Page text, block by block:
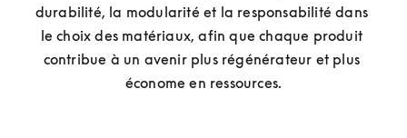
durabilité, la modularité et la responsabilité dans
le choix des matériaux, afin que chaque produit
contribue à un avenir plus régénérateur et plus
économe en ressources.